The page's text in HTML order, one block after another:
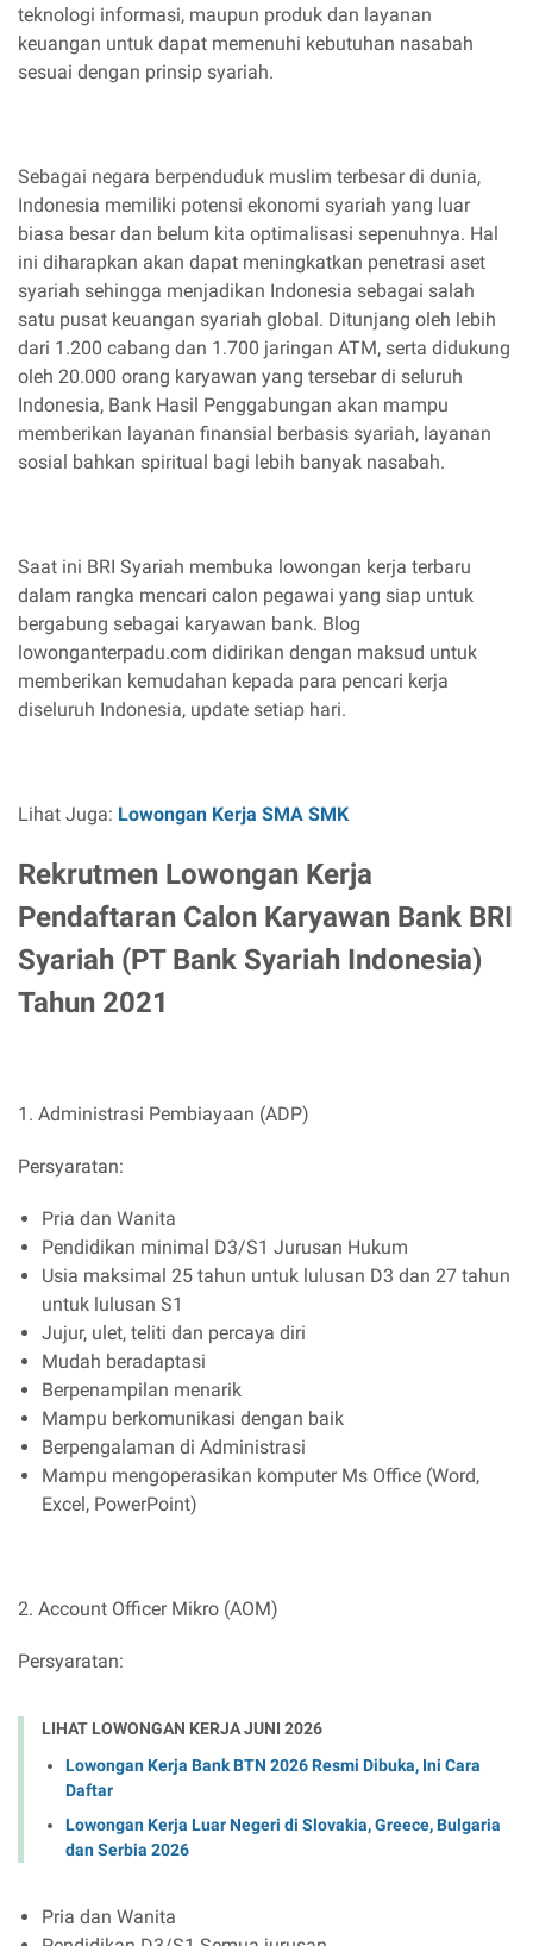
teknologi informasi, maupun produk dan layanan
keuangan untuk dapat memenuhi kebutuhan nasabah
sesuai dengan prinsip syariah.
Sebagai negara berpenduduk muslim terbesar di dunia,
Indonesia memiliki potensi ekonomi syariah yang luar
biasa besar dan belum kita optimalisasi sepenuhnya. Hal
ini diharapkan akan dapat meningkatkan penetrasi aset
syariah sehingga menjadikan Indonesia sebagai salah
satu pusat keuangan syariah global. Ditunjang oleh lebih
dari 1.200 cabang dan 1.700 jaringan ATM, serta didukung
oleh 20.000 orang karyawan yang tersebar di seluruh
Indonesia, Bank Hasil Penggabungan akan mampu
memberikan layanan finansial berbasis syariah, layanan
sosial bahkan spiritual bagi lebih banyak nasabah.
Saat ini BRI Syariah membuka lowongan kerja terbaru
dalam rangka mencari calon pegawai yang siap untuk
bergabung sebagai karyawan bank. Blog
lowonganterpadu.com didirikan dengan maksud untuk
memberikan kemudahan kepada para pencari kerja
diseluruh Indonesia, update setiap hari.
Lihat Juga: Lowongan Kerja SMA SMK
Rekrutmen Lowongan Kerja
Pendaftaran Calon Karyawan Bank BRI
Syariah (PT Bank Syariah Indonesia)
Tahun 2021
1. Administrasi Pembiayaan (ADP)
Persyaratan:
Pria dan Wanita
Pendidikan minimal D3/S1 Jurusan Hukum
Usia maksimal 25 tahun untuk lulusan D3 dan 27 tahun
untuk lulusan S1
Jujur, ulet, teliti dan percaya diri
Mudah beradaptasi
Berpenampilan menarik
Mampu berkomunikasi dengan baik
Berpengalaman di Administrasi
Mampu mengoperasikan komputer Ms Office (Word,
Excel, PowerPoint)
2. Account Officer Mikro (AOM)
Persyaratan:
LIHAT LOWONGAN KERJA JUNI 2026
Lowongan Kerja Bank BTN 2026 Resmi Dibuka, Ini Cara
Daftar
Lowongan Kerja Luar Negeri di Slovakia, Greece, Bulgaria
dan Serbia 2026
Pria dan Wanita